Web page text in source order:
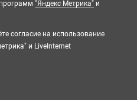
"Яндекс Метрика" и
согласие на использование
и LiveInternet